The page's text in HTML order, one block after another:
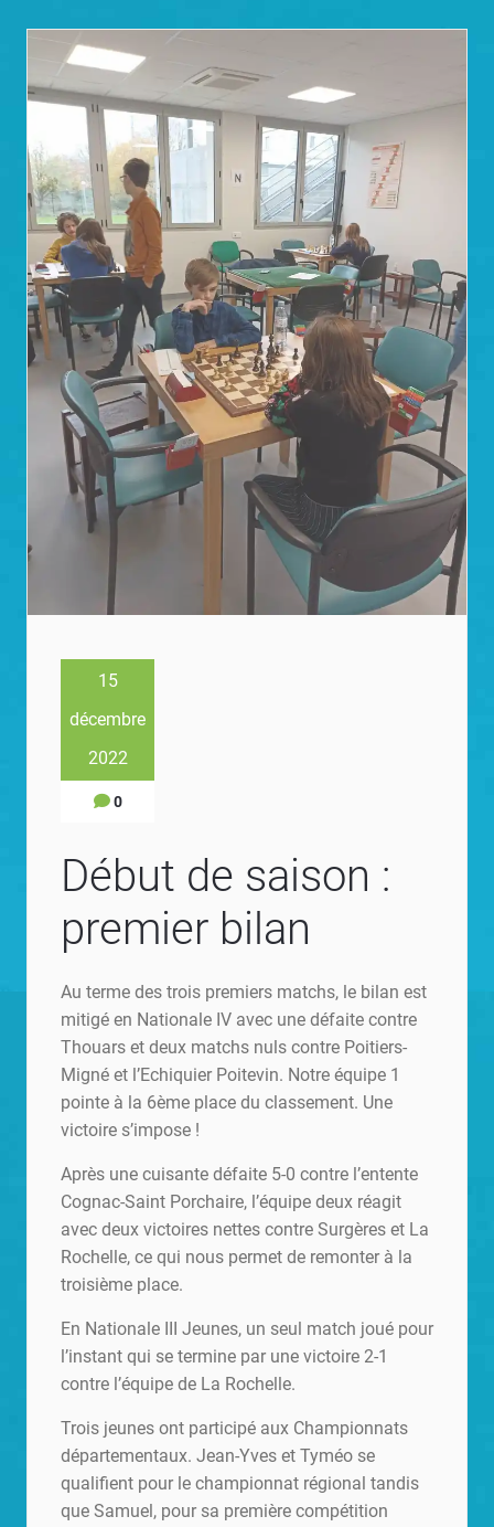
15
décembre
2022
0
Début de saison :
premier bilan
Au terme des trois premiers matchs, le bilan est
mitigé en Nationale IV avec une défaite contre
Thouars et deux matchs nuls contre Poitiers-
Migné et l’Echiquier Poitevin. Notre équipe 1
pointe à la 6ème place du classement. Une
victoire s’impose !
Après une cuisante défaite 5-0 contre l’entente
Cognac-Saint Porchaire, l’équipe deux réagit
avec deux victoires nettes contre Surgères et La
Rochelle, ce qui nous permet de remonter à la
troisième place.
En Nationale III Jeunes, un seul match joué pour
l’instant qui se termine par une victoire 2-1
contre l’équipe de La Rochelle.
Trois jeunes ont participé aux Championnats
départementaux. Jean-Yves et Tyméo se
qualifient pour le championnat régional tandis
que Samuel, pour sa première compétition